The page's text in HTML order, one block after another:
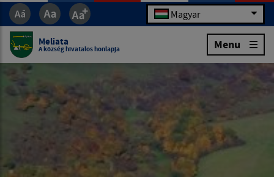
Magyar
Meliata
A község hivatalos honlapja Menu